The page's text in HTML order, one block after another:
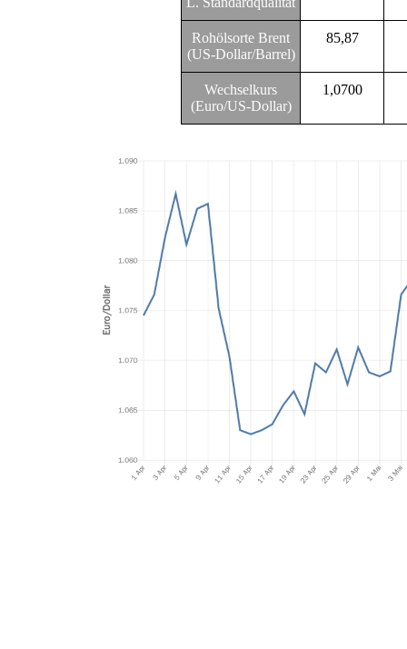
Rohölsorte Brent
(US-Dollar/Barrel)
85,87
Wechselkurs
(Euro/US-Dollar)
1,0700